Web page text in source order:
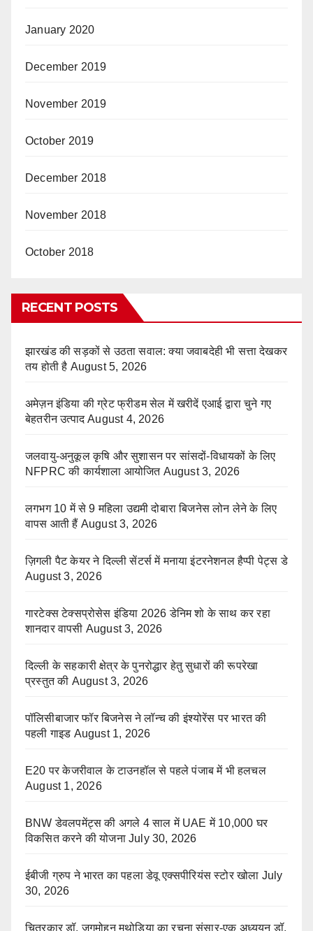
January 2020
December 2019
November 2019
October 2019
December 2018
November 2018
October 2018
RECENT POSTS
झारखंड की सड़कों से उठता सवाल: क्या जवाबदेही भी सत्ता देखकर
तय होती है August 5, 2026
अमेज़न इंडिया की ग्रेट फ्रीडम सेल में खरीदें एआई द्वारा चुने गए
बेहतरीन उत्पाद August 4, 2026
जलवायु-अनुकूल कृषि और सुशासन पर सांसदों-विधायकों के लिए
NFPRC की कार्यशाला आयोजित August 3, 2026
लगभग 10 में से 9 महिला उद्यमी दोबारा बिजनेस लोन लेने के लिए
वापस आती हैं August 3, 2026
ज़िगली पैट केयर ने दिल्ली सेंटर्स में मनाया इंटरनेशनल हैप्पी पेट्स डे
August 3, 2026
गारटेक्स टेक्सप्रोसेस इंडिया 2026 डेनिम शो के साथ कर रहा
शानदार वापसी August 3, 2026
दिल्ली के सहकारी क्षेत्र के पुनरोद्धार हेतु सुधारों की रूपरेखा
प्रस्तुत की August 3, 2026
पॉलिसीबाजार फॉर बिजनेस ने लॉन्च की इंश्योरेंस पर भारत की
पहली गाइड August 1, 2026
E20 पर केजरीवाल के टाउनहॉल से पहले पंजाब में भी हलचल
August 1, 2026
BNW डेवलपमेंट्स की अगले 4 साल में UAE में 10,000 घर
विकसित करने की योजना July 30, 2026
ईबीजी ग्रुप ने भारत का पहला डेवू एक्सपीरियंस स्टोर खोला July
30, 2026
चित्रकार डॉ. जगमोहन मथोडिया का रचना संसार-एक अध्ययन डॉ.